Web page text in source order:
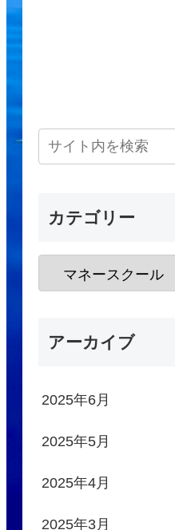
カテゴリー
アーカイブ
2025年6月
2025年5月
2025年4月
2025年3月